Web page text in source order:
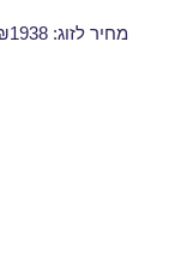
מחיר לזוג: ₪1938